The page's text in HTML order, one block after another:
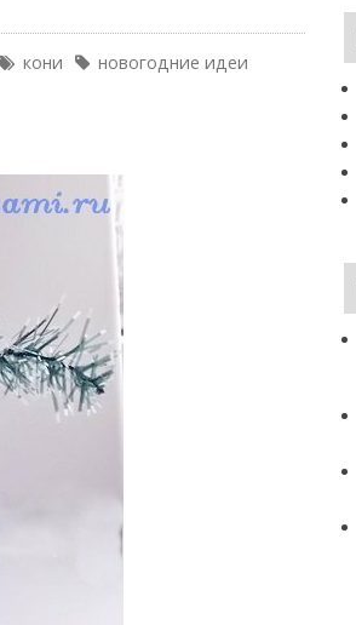
кони новогодние идеи